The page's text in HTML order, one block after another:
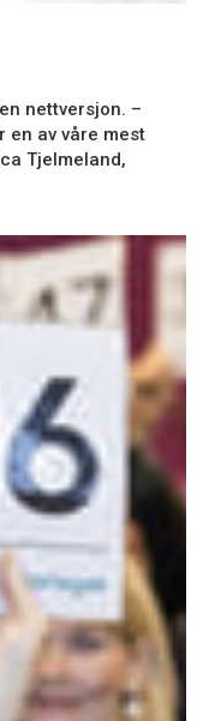
nettversjon. –
en av våre mest
Tjelmeland,
×